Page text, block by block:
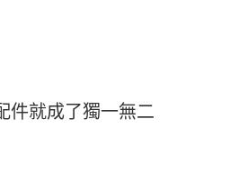
件就成了獨一無二